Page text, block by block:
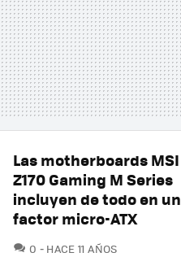
Las motherboards MSI
Z170 Gaming M Series
incluyen de todo en un
factor micro-ATX
0 COMENTARIOS
HACE 11 AÑOS